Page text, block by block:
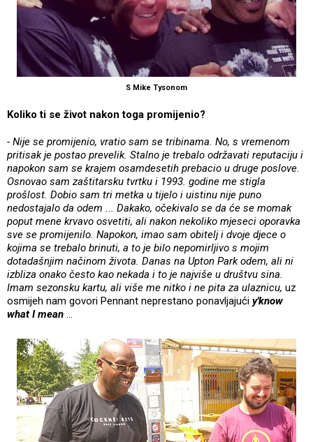
S Mike Tysonom
Koliko ti se život nakon toga promijenio?
- Nije se promijenio, vratio sam se tribinama. No, s vremenom
pritisak je postao prevelik. Stalno je trebalo održavati reputaciju i
napokon sam se krajem osamdesetih prebacio u druge poslove.
Osnovao sam zaštitarsku tvrtku i 1993. godine me stigla
prošlost. Dobio sam tri metka u tijelo i uistinu nije puno
nedostajalo da odem ... Dakako, očekivalo se da će se momak
poput mene krvavo osvetiti, ali nakon nekoliko mjeseci oporavka
sve se promijenilo. Napokon, imao sam obitelj i dvoje djece o
kojima se trebalo brinuti, a to je bilo nepomirljivo s mojim
dotadašnjim načinom života. Danas na Upton Park odem, ali ni
izbliza onako često kao nekada i to je najviše u društvu sina.
Imam sezonsku kartu, ali više me nitko i ne pita za ulaznicu, uz
osmijeh nam govori Pennant neprestano ponavljajući y'know
what I mean ...